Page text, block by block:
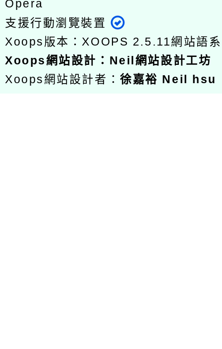
Opera
支援行動瀏覽裝置
Xoops版本：XOOPS 2.5.11網站語
Xoops網站設計 ： Neil網站設計工坊
Xoops網站設計者：徐嘉裕 Neil hsu